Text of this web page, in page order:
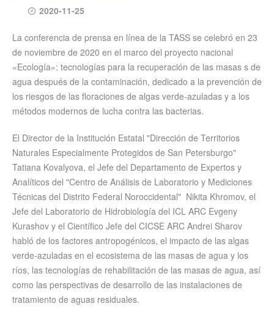
2020-11-25
La conferencia de prensa en línea de la TASS se celebró en 23
de noviembre de 2020 en el marco del proyecto nacional
«Ecología»: tecnologías para la recuperación de las masas s de
agua después de la contaminación, dedicado a la prevención de
los riesgos de las floraciones de algas verde-azuladas y a los
métodos modernos de lucha contra las bacterias.
El Director de la Institución Estatal "Dirección de Territorios
Naturales Especialmente Protegidos de San Petersburgo"
Tatiana Kovalyova, el Jefe del Departamento de Expertos y
Analíticos del "Centro de Análisis de Laboratorio y Mediciones
Técnicas del Distrito Federal Noroccidental" Nikita Khromov, el
Jefe del Laboratorio de Hidrobiología del ICL ARC Evgeny
Kurashov y el Científico Jefe del CICSE ARC Andrei Sharov
habló de los factores antropogénicos, el impacto de las algas
verde-azuladas en el ecosistema de las masas de agua y los
ríos, las tecnologías de rehabilitación de las masas de agua, así
como las perspectivas de desarrollo de las instalaciones de
tratamiento de aguas residuales.